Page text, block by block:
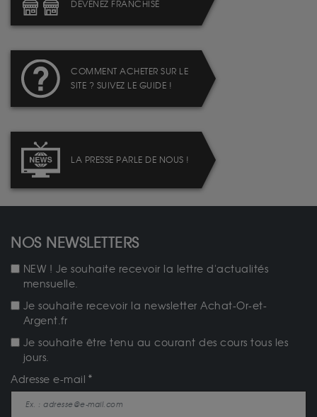
DEVENEZ FRANCHISÉ
COMMENT ACHETER SUR LE
SITE ? SUIVEZ LE GUIDE !
LA PRESSE PARLE DE NOUS !
NOS NEWSLETTERS
NEW ! Je souhaite recevoir la lettre d'actualités
mensuelle.
Je souhaite recevoir la newsletter Achat-Or-et-
Argent.fr
Je souhaite être tenu au courant des cours tous les
jours.
Adresse e-mail